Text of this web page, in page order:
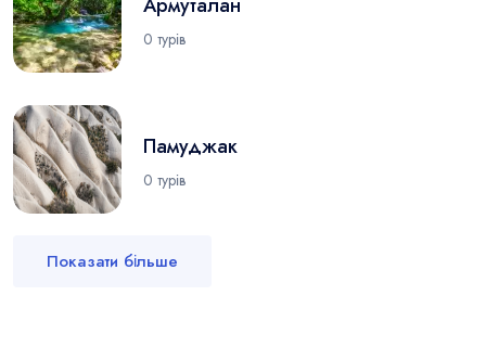
0 турів
Памуджак
0 турів
Показати більше